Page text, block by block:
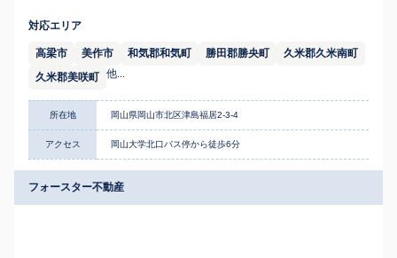
対応エリア
高梁市 美作市 和気郡和気町 勝田郡勝央町
久米郡久米南町
久米郡美咲町 他...
所在地 岡山県岡山市北区津島福居2-3-4
アクセス 岡山大学北口バス停から徒歩6分
フォースター不動産